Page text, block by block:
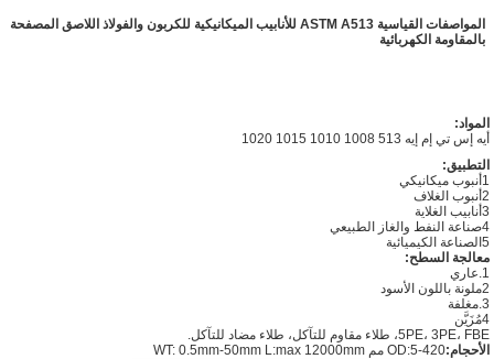
المواصفات القياسية ASTM A513 للأنابيب الميكانيكية للكربون والفولاذ اللاصق المصفحة
بالمقاومة الكهربائية
المواد:
أيه إس تي إم إيه 513 1008 1010 1015 1020
التطبيق:
1أنبوب ميكانيكي
2أنبوب الغلاف
3أنابيب الغلاية
4صناعة النفط والغاز الطبيعي
5الصناعة الكيميائية
معالجة السطح:
1.عاري
2ملونة باللون الأسود
3.مغلفة
4مُزَيَّن
5PE، 3PE، FBE، طلاء مقاوم للتآكل، طلاء مضاد للتآكل.
الأحجام:OD:5-420 مم WT: 0.5mm-50mm L:max 12000mm